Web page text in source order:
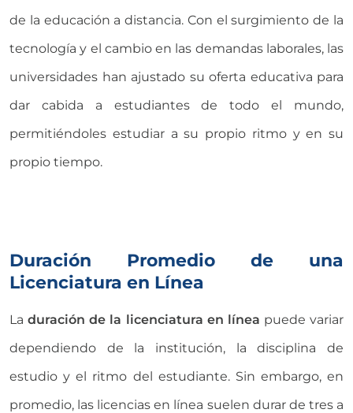
de la educación a distancia. Con el surgimiento de la
tecnología y el cambio en las demandas laborales, las
universidades han ajustado su oferta educativa para
dar cabida a estudiantes de todo el mundo,
permitiéndoles estudiar a su propio ritmo y en su
propio tiempo.
Duración Promedio de una
Licenciatura en Línea
Laduración de la licenciatura en línea puede variar
dependiendo de la institución, la disciplina de
estudio y el ritmo del estudiante. Sin embargo, en
promedio, las licencias en línea suelen durar de tres a